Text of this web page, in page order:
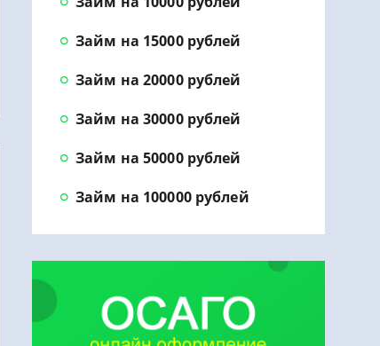
Займ на 15000 рублей
Займ на 20000 рублей
Займ на 30000 рублей
Займ на 50000 рублей
Займ на 100000 рублей